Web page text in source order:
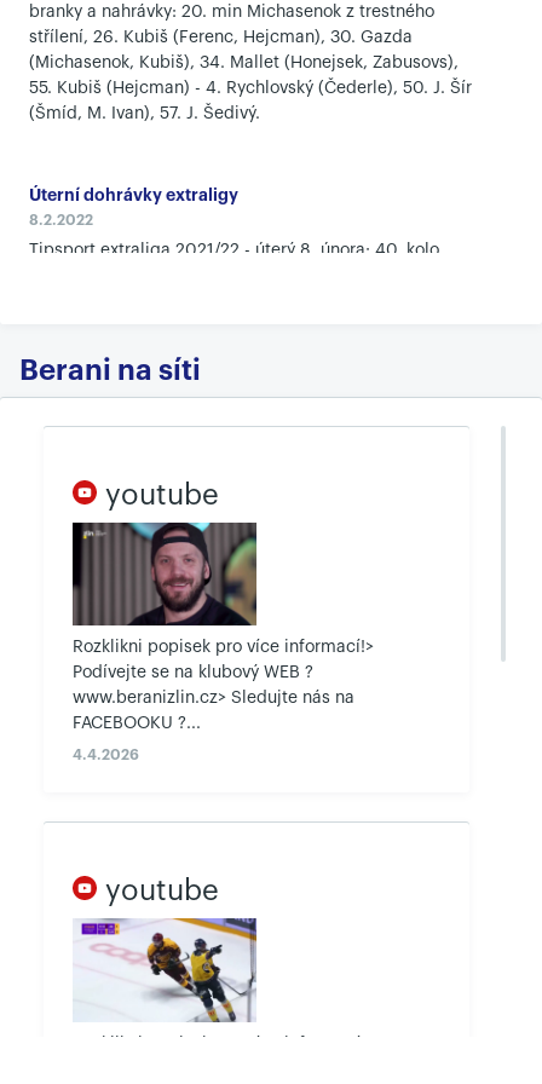
branky a nahrávky: 20. min Michasenok z trestného
střílení, 26. Kubiš (Ferenc, Hejcman), 30. Gazda
(Michasenok, Kubiš), 34. Mallet (Honejsek, Zabusovs),
55. Kubiš (Hejcman) - 4. Rychlovský (Čederle), 50. J. Šír
(Šmíd, M. Ivan), 57. J. Šedivý.
Úterní dohrávky extraligy
8.2.2022
Tipsport extraliga 2021/22 - úterý 8. února: 40. kolo
6.2.2022
Mladá Boleslav 4:3 po prodloužení, Vítkovice - Pardubice
4:1, Hradec Králové - PSG Berani Zlín 4:0. Předehráno
Karlovy Vary - Olomouc 4:3 po prodloužení. Litvínov -
Kladno 2:5. Zápas Sparta - Plzeň se hraje 15. února, Brno
- Třinec 16. února. Dohrávka 45. kola Litvínov - Karlovy
Vary 4:3 po prodloužení.
V Hradci bez gólů a bodů
6.2.2022
Hokejisté PSG Berani Zlín prohráli v televizním zápase
nenavázali na bodovou šňůru z posledních čtyř zápasů a
předvedli nevýrazný výkon a za celý zápas vyslali na
hradeckou bránu pouhých sedm střel! Berani nastoupili v
neúplné sestavě bez brankářské dvojice Libor Kašík,
Daniel Huf, které skolila viróza. Náhradní gólman Michal
Kořének i přes prohru předvedl slušný výkon a zneškodnil
33 soupeřových střel. Východočeši se ujali vedení již ve
3. minutě, druhý gól přidali za dalších jedenáct minut.
Berani na síti
youtube
Rozklikni popisek pro více informací!>
Podívejte se na klubový WEB ?
www.beranizlin.cz> Sledujte nás na
FACEBOOKU ?...
4.4.2026
youtube